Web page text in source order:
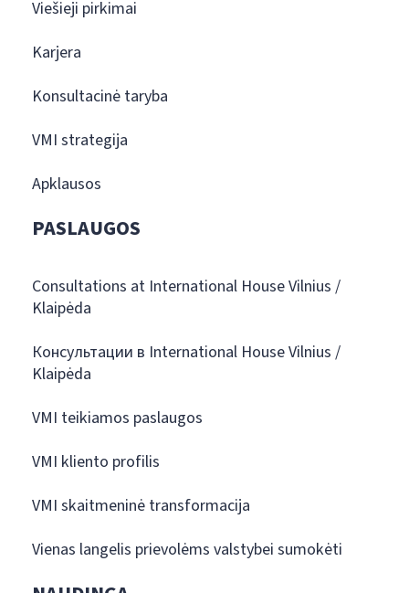
Viešieji pirkimai
Karjera
Konsultacinė taryba
VMI strategija
Apklausos
PASLAUGOS
Consultations at International House Vilnius /
Klaipėda
Консультации в International House Vilnius /
Klaipėda
VMI teikiamos paslaugos
VMI kliento profilis
VMI skaitmeninė transformacija
Vienas langelis prievolėms valstybei sumokėti